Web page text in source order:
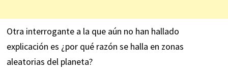
Otra interrogante a la que aún no han hallado
explicación es ¿por qué razón se halla en zonas
aleatorias del planeta?